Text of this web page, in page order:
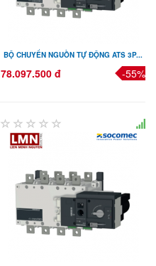
BỘ CHUYỂN NGUỒN TỰ ĐỘNG ATS 3P...
78.097.500 đ -55%